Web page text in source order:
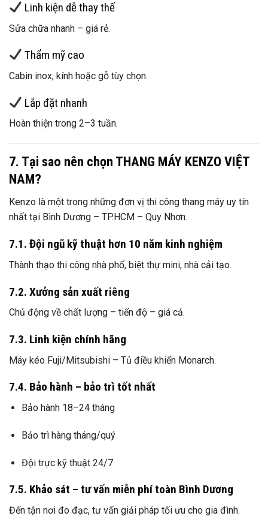
Linh kiện dễ thay thế
Sửa chữa nhanh – giá rẻ.
Thẩm mỹ cao
Cabin inox, kính hoặc gỗ tùy chọn.
Lắp đặt nhanh
Hoàn thiện trong 2–3 tuần.
7. Tại sao nên chọn THANG MÁY KENZO VIỆT
NAM?
Kenzo là một trong những đơn vị thi công thang máy uy tín
nhất tại Bình Dương – TP.HCM – Quy Nhơn.
7.1. Đội ngũ kỹ thuật hơn 10 năm kinh nghiệm
Thành thạo thi công nhà phố, biệt thự mini, nhà cải tạo.
7.2. Xưởng sản xuất riêng
Chủ động về chất lượng – tiến độ – giá cả.
7.3. Linh kiện chính hãng
Máy kéo Fuji/Mitsubishi – Tủ điều khiển Monarch.
7.4. Bảo hành – bảo trì tốt nhất
Bảo hành 18–24 tháng
Bảo trì hàng tháng/quý
Đội trực kỹ thuật 24/7
7.5. Khảo sát – tư vấn miễn phí toàn Bình Dương
Đến tận nơi đo đạc, tư vấn giải pháp tối ưu cho gia đình.